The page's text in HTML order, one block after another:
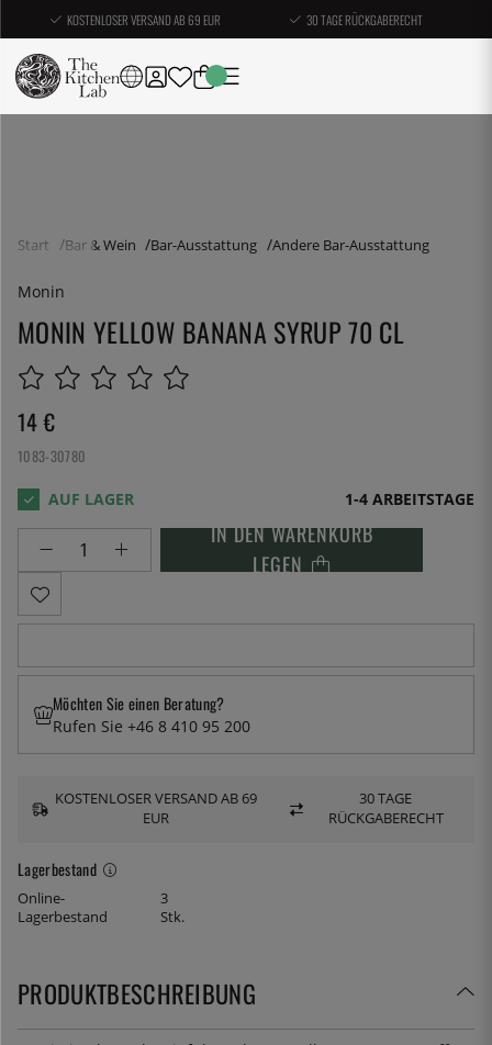
KOSTENLOSER VERSAND AB 69 EUR 30 TAGE RÜCKGABERECHT
Start Bar & Wein Bar-Ausstattung Andere Bar-Ausstattung
Monin
MONIN YELLOW BANANA SYRUP 70 CL
14 €
1083-30780
1-4 ARBEITSTAGE
IN DEN WARENKORB
LEGEN
Lagerbestand
Online-
Lagerbestand
3
Stk.
Möchten Sie einen Beratung?
Rufen Sie +46 8 410 95 200
KOSTENLOSER VERSAND AB 69
EUR
30 TAGE
RÜCKGABERECHT
PRODUKTBESCHREIBUNG